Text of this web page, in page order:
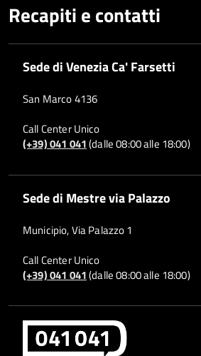
Recapiti e contatti
Sede di Venezia Ca' Farsetti
San Marco 4136
Call Center Unico
(+39) 041 041(dalle 08:00 alle 18:00)
Sede di Mestre via Palazzo
Municipio, Via Palazzo 1
Call Center Unico
(+39) 041 041(dalle 08:00 alle 18:00)